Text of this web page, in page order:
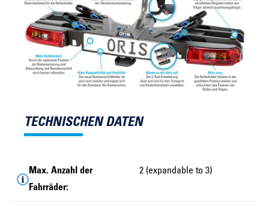
TECHNISCHEN DATEN
Max. Anzahl der
Fahrräder:
2 (expandable to 3)